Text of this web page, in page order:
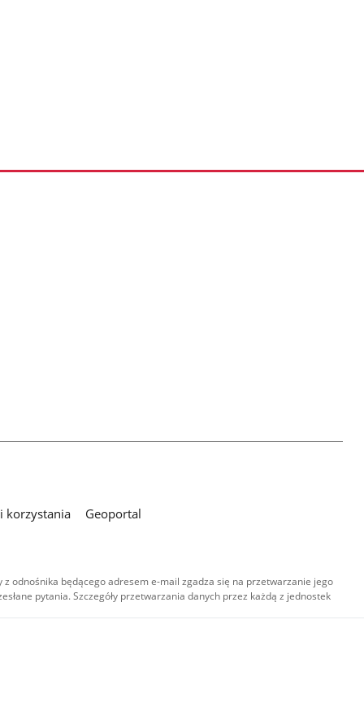
korzystania
Geoportal
odnośnika będącego adresem e-mail zgadza się na przetwarzanie jego
pytania. Szczegóły przetwarzania danych przez każdą z jednostek